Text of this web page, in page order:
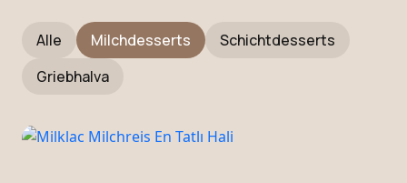
Alle Milchdesserts
Schichtdesserts
Griebhalva